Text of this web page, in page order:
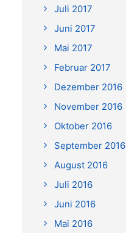
Juli 2017
Juni 2017
Mai 2017
Februar 2017
Dezember 2016
November 2016
Oktober 2016
September 2016
August 2016
Juli 2016
Juni 2016
Mai 2016